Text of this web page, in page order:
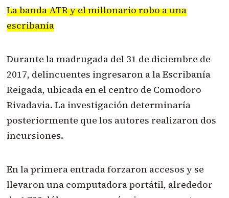
La banda ATR y el millonario robo a una
escribanía
Durante la madrugada del 31 de diciembre de
2017, delincuentes ingresaron a la Escribanía
Reigada, ubicada en el centro de Comodoro
Rivadavia. La investigación determinaría
posteriormente que los autores realizaron dos
incursiones.
En la primera entrada forzaron accesos y se
llevaron una computadora portátil, alrededor